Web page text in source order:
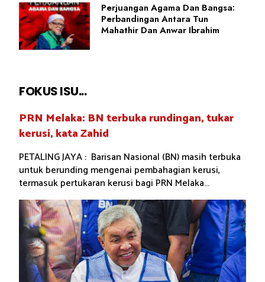
Perjuangan Agama Dan Bangsa:
Perbandingan Antara Tun
Mahathir Dan Anwar Ibrahim
FOKUS ISU...
PRN Melaka: BN terbuka rundingan, tukar
kerusi, kata Zahid
PETALING JAYA : Barisan Nasional (BN) masih terbuka
untuk berunding mengenai pembahagian kerusi,
termasuk pertukaran kerusi bagi PRN Melaka...